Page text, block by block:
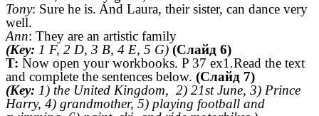
Tony: Sure he is. And Laura, their sister, can dance very
well.
Ann: They are an artistic family
(Key: 1 F, 2 D, 3 B, 4 E, 5 G) (Слайд 6)
T: Now open your workbooks. P 37 ex1.Read the text
and complete the sentences below. (Слайд 7)
(Key: 1) the United Kingdom, 2) 21st June, 3) Prince
Harry, 4) grandmother, 5) playing football and